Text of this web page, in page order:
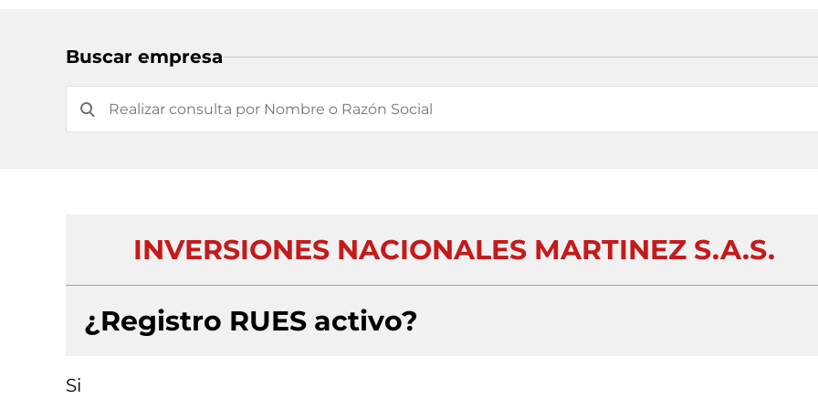
Buscar empresa
INVERSIONES NACIONALES MARTINEZ S.A.S.
¿Registro RUES activo?
Si